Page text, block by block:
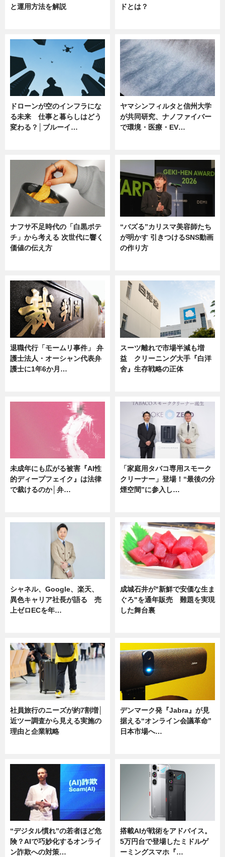
と運用方法を解説 ドとは？
ドローンが空のインフラにな
る未来 仕事と暮らしはどう
変わる？│ブルーイ…
ヤマシンフィルタと信州大学
が共同研究、ナノファイバー
で環境・医療・EV…
ナフサ不足時代の「白黒ポテ
チ」から考える 次世代に響く
価値の伝え方
“バズる”カリスマ美容師たち
が明かす 引きつけるSNS動画
の作り方
退職代行「モームリ事件」 弁
護士法人・オーシャン代表弁
護士に1年6か月…
スーツ離れで市場半減も増
益 クリーニング大手『白洋
舍』生存戦略の正体
未成年にも広がる被害『AI性
的ディープフェイク』は法律
で裁けるのか│弁…
「家庭用タバコ専用スモーク
クリーナー」登場！“最後の分
煙空間”に参入し…
シャネル、Google、楽天、
異色キャリア社長が語る 売
上ゼロECを年…
成城石井が"新鮮で安価な生ま
ぐろ"を通年販売 難題を実現
した舞台裏
社員旅行のニーズが約7割増│
近ツー調査から見える実施の
理由と企業戦略
デンマーク発『Jabra』が見
据える“オンライン会議革命”
日本市場へ…
“デジタル慣れ”の若者ほど危
険？AIで巧妙化するオンライ
ン詐欺への対策…
搭載AIが戦術をアドバイス。
5万円台で登場したミドルゲ
ーミングスマホ『…